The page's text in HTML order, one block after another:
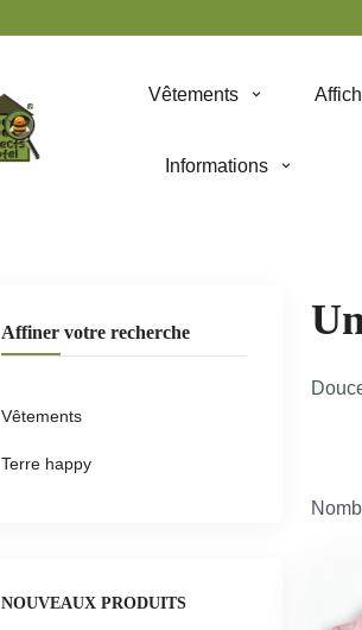
Vêtements
Informations
Affiner votre recherche
Vêtements
Terre happy
NOUVEAUX PRODUITS